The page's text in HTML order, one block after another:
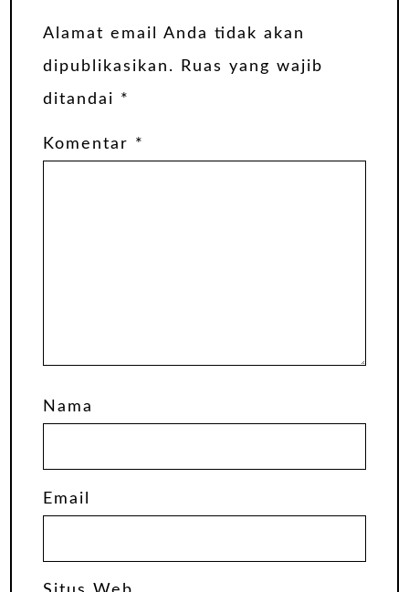
Alamat email Anda tidak akan
dipublikasikan.
Ruas yang wajib
ditandai *
Komentar *
Nama
Email